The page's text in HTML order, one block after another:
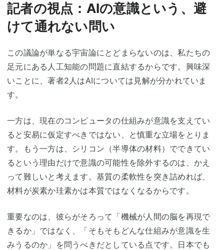
記者の視点：AIの意識という、避
けて通れない問い
この議論が単なる宇宙論にとどまらないのは、私たちの
足元にある人工知能の問題に直結するからです。興味深
いことに、著者2人はAIについては見解が分かれていま
す。
一方は、現在のコンピュータの仕組みが意識を支えてい
ると安易に仮定すべきではない、と慎重な立場をとりま
す。もう一方は、シリコン（半導体の材料）でできてい
るという理由だけで意識の可能性を除外するのは、かえ
って難しいと考えます。基質の柔軟性を突き詰めれば、
材料が炭素か珪素かは本質ではなくなるからです。
重要なのは、彼らがそろって「機械が人間の脳を再現で
きるか」ではなく、「そもそもどんな仕組みが意識を生
みうるのか」を問うべきだとしている点です。日本でも